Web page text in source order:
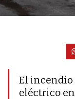
El incendio
eléctrico